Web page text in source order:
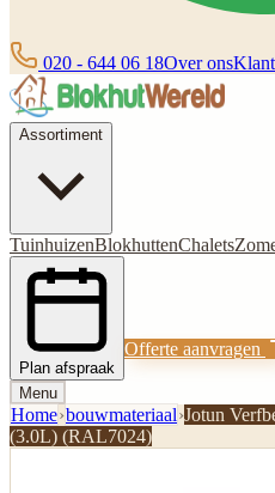
020 - 644 06 18Over ons
Assortiment
TuinhuizenBlokhuttenChalets
Plan afspraak
Offerte aanvragen
Menu
Home›bouwmateriaal›Jotun
(3.0L) (RAL7024)